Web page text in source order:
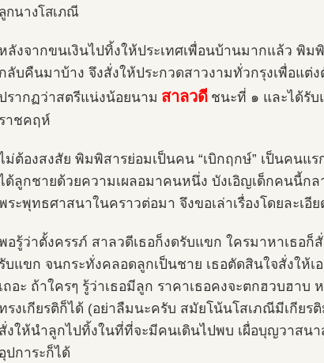
ลูกนางโสเภณี
หลังจากขนเงินไปทิ้งให้ประเทศเพื่อนบ้านมากแล้ว พิม
กลับคืนมาบ้าง จึงสั่งให้ประกวดสาวงามทั่วกรุงเพื่อแต่
ปรากฏว่าสตรีแน่งน้อยนาม สาลวดี ชนะที่ ๑ และได้รั
ราชคฤห์
ม่ต้องสงสัย พิมพิสารย่อมเป็นคน “เบิกฤกษ์” เป็นคนแ
ด้ลูกชายด้วยความเผลอมาคนหนึ่ง บังเอิญเด็กคนนี้ก
ระพุทธศาสนาในคราวต่อมา จึงขอเล่าเรื่องโดยละเอี
อรู้ว่าตั้งครรภ์ สาลวดีเธอก็งดรับแขก ใครมาหาเธอก็
รับแขก จนกระทั่งคลอดลูกเป็นชาย เธอตัดสินใจสั่งให้เ
เถอะ ถ้าใครๆ รู้ว่าเธอมีลูก ราคาเธอคงจะตกฮวบฮาบ
รงเกียรติก็ได้ (อย่าลืมนะครับ สมัยโน้นโสเภณีมีเกียร
สั่งให้นำลูกไปทิ้งในที่ที่จะมีคนเดินไปพบ เผื่อบุญวาสน
อุปการะก็ได้